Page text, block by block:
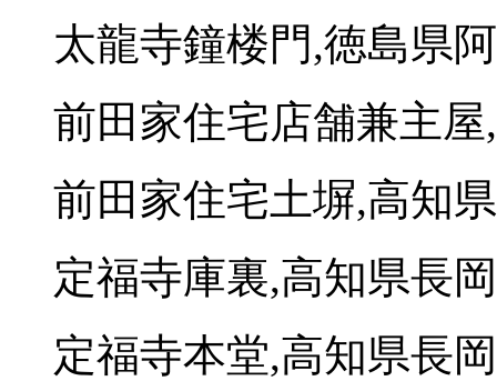
太龍寺鐘楼門,徳島県
前田家住宅店舗兼主
前田家住宅土塀,高知
定福寺庫裏,高知県長
定福寺本堂,高知県長